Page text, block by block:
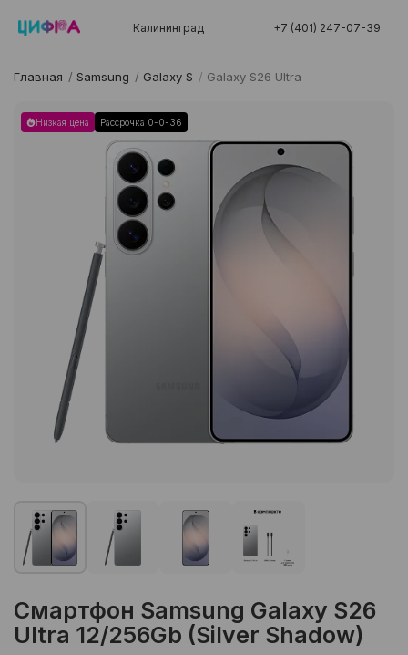
Калининград +7 (401) 247-07-39
Главная / Samsung / Galaxy S / Galaxy S26 Ultra
Низкая цена Рассрочка 0-0-36
Смартфон Samsung Galaxy S26
Ultra 12/256Gb (Silver Shadow)